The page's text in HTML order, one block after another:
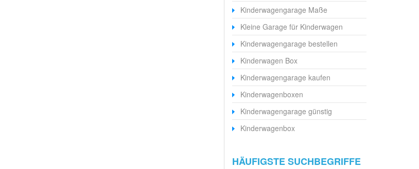
Kinderwagengarage Maße
Kleine Garage für Kinderwagen
Kinderwagengarage bestellen
Kinderwagen Box
Kinderwagengarage kaufen
Kinderwagenboxen
Kinderwagengarage günstig
Kinderwagenbox
HÄUFIGSTE SUCHBEGRIFFE